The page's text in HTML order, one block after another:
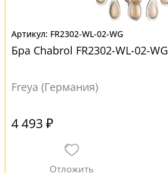
FR2302-WL-02-WG
Бра Chabrol FR2302-WL-02-WG
Freya (Германия)
4 493 ₽